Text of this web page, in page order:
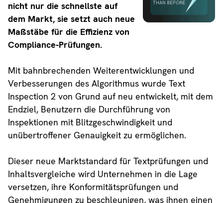
nicht nur die schnellste auf
dem Markt, sie setzt auch neue
Maßstäbe für die Effizienz von
Compliance-Prüfungen.
Mit bahnbrechenden Weiterentwicklungen und
Verbesserungen des Algorithmus wurde Text
Inspection 2 von Grund auf neu entwickelt, mit dem
Endziel, Benutzern die Durchführung von
Inspektionen mit Blitzgeschwindigkeit und
unübertroffener Genauigkeit zu ermöglichen.
Dieser neue Marktstandard für Textprüfungen und
Inhaltsvergleiche wird Unternehmen in die Lage
versetzen, ihre Konformitätsprüfungen und
Genehmigungen zu beschleunigen, was ihnen einen